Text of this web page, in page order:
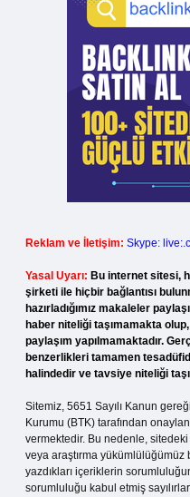
Reklam ve İletişim: Skype:
Yasal Uyarı: Bu internet sitesi,
şirketi ile hiçbir bağlantısı
hazırladığımız makaleler
haber niteliği taşımamakta
paylaşım yapılmamaktadır.
benzerlikleri tamamen
halindedir ve tavsiye niteliği
Sitemiz, 5651 Sayılı Kanun
Kurumu (BTK) tarafından
vermektedir. Bu nedenle,
veya araştırma yükümlülüğümüz
yazdıkları içeriklerin
sorumluluğu kabul etmiş